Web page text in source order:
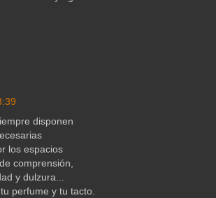
disponen
los espacios
comprensión,
y dulzura...
perfume y tu tacto.